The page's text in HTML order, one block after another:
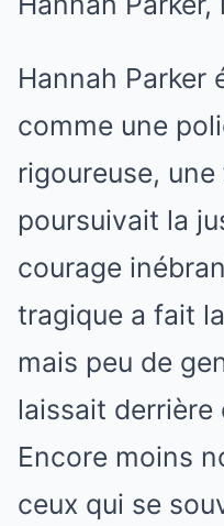
Hannah Parker
comme une
rigoureuse,
poursuivait la
courage
tragique a fait
mais peu de
laissait derrière
Encore moins
ceux qui se